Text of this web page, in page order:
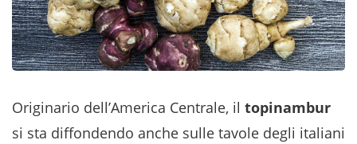
Originario dell’America Centrale, il topinambur
si sta diffondendo anche sulle tavole degli italiani